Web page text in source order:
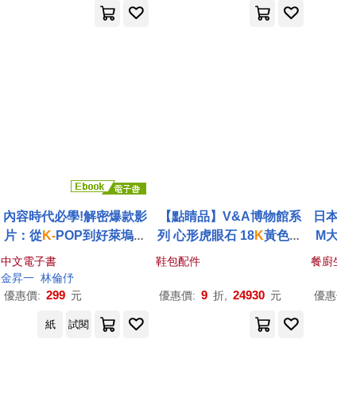
內容時代必學!解密爆款影
片：從K-POP到好萊塢，
深度挖掘讓人移不開眼的
「趣味公式」 (電子書)
中文電子書
金昇一 林倫伃
優惠價: 299 元
【點睛品】V&A博物館系
列 心形虎眼石 18K黃色金
戒指 15 18
鞋包配件
優惠價: 9 折, 24930 元
日
M
黏
架;
餐廚
優
紙 試閱